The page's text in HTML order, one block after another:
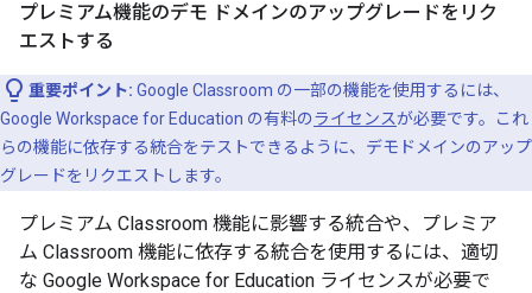
プレミアム機能のデモ ドメインのアップグレードをリク
エストする
重要ポイント: Google Classroom の一部の機能を使用するには、
Google Workspace for Education の有料のライセンスが必要です。これ
らの機能に依存する統合をテストできるように、デモドメインのアップ
グレードをリクエストします。
プレミアム Classroom 機能に影響する統合や、プレミア
ム Classroom 機能に依存する統合を使用するには、適切
な Google Workspace for Education ライセンスが必要で